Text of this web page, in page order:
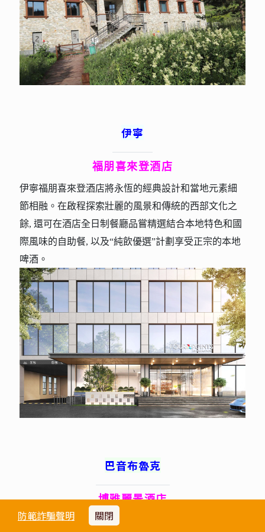
防範詐騙聲明 關閉
伊寧
福朋喜來登酒店
伊寧福朋喜來登酒店將永恆的經典設計和當地元素細
節相融。在啟程探索壯麗的風景和傳統的西部文化之
餘, 還可在酒店全日制餐廳品嘗精選結合本地特色和國
際風味的自助餐, 以及“純飲優選”計劃享受正宗的本地
啤酒。
巴音布魯克
博雅麗景酒店
酒店距離巴音布魯克景區入口處僅僅2分鐘車程。酒店